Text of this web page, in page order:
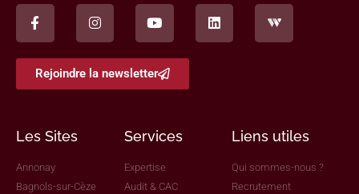
Rejoindre la newsletter
Les Sites
Annonay
Bagnols-sur-Cèze
Services
Expertise
Audit & CAC
Liens utiles
Qui sommes-nous ?
Recrutement